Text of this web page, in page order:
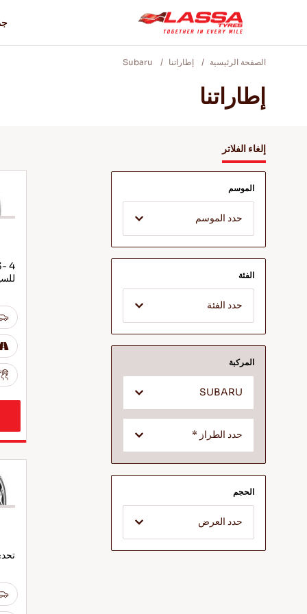
الصفحة الرئيسية إطاراتنا Subaru
إطاراتنا
إلغاء الفلاتر
الموسم
حدد الموسم
الفئة
حدد الفئة
المركبة
SUBARU
حدد الطراز *
الحجم
حدد العرض